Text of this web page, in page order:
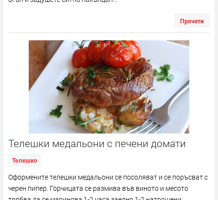
Прочети
Телешки медальони с печени домати
Телешко
Оформените телешки медальони се посоляват и се поръсват с
черен пипер. Горчицата се размива във виното и месото